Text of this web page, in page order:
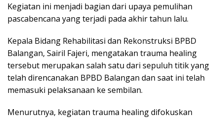
Kegiatan ini menjadi bagian dari upaya pemulihan
pascabencana yang terjadi pada akhir tahun lalu.
Kepala Bidang Rehabilitasi dan Rekonstruksi BPBD
Balangan, Sairil Fajeri, mengatakan trauma healing
tersebut merupakan salah satu dari sepuluh titik yang
telah direncanakan BPBD Balangan dan saat ini telah
memasuki pelaksanaan ke sembilan.
Menurutnya, kegiatan trauma healing difokuskan